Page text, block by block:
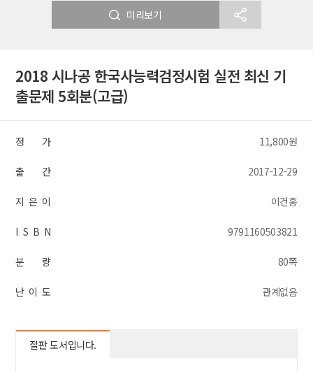
미리보기
2018 시나공 한국사능력검정시험 실전 최신 기
출문제 5회분(고급)
정 가 11,800원
출 간 2017-12-29
지 은 이 이건홍
I S B N 9791160503821
분 량 80쪽
난 이 도 관계없음
절판 도서입니다.